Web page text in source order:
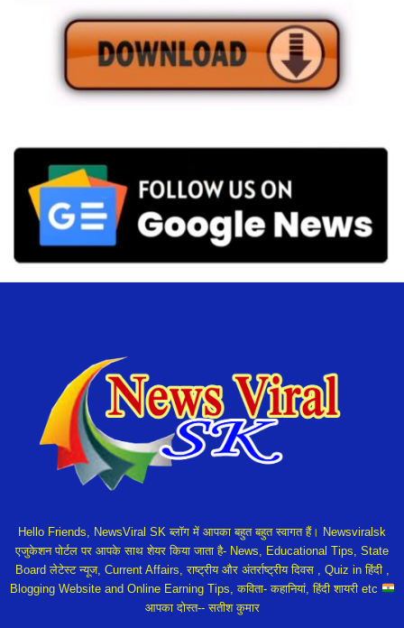
Hello Friends, NewsViral SK ब्लॉग में आपका बहुत बहुत स्वागत हैं। Newsviralsk
एजुकेशन पोर्टल पर आपके साथ शेयर किया जाता है- News, Educational Tips, State
Board लेटेस्ट न्यूज, Current Affairs, राष्ट्रीय और अंतर्राष्ट्रीय दिवस , Quiz in हिंदी ,
Blogging Website and Online Earning Tips, कविता- कहानियां, हिंदी शायरी etc
आपका दोस्त-- सतीश कुमार